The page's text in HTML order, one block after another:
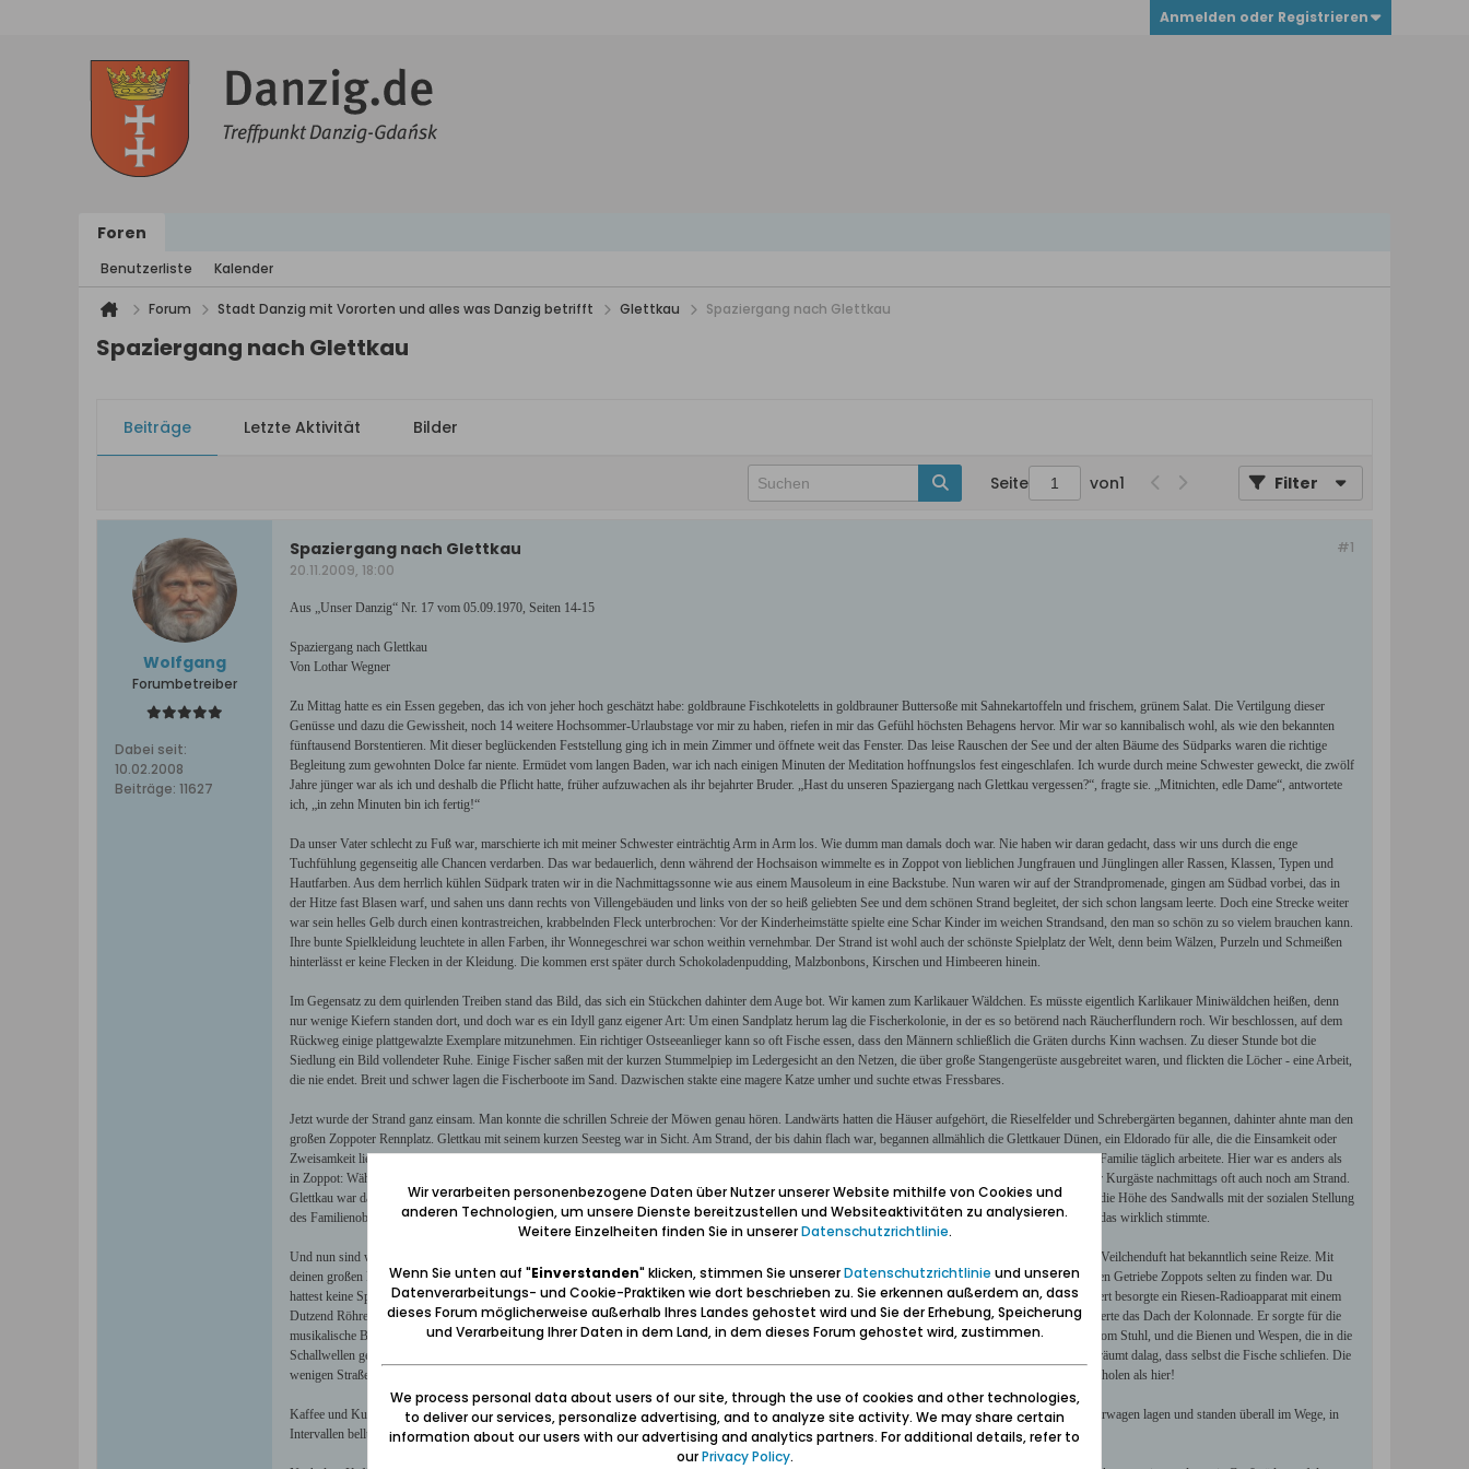
Anmelden oder Registrieren
Foren
Benutzerliste Kalender
Forum Stadt Danzig mit Vororten und alles was Danzig betrifft Glettkau Spaziergang nach Glettkau
Spaziergang nach Glettkau
Beiträge Letzte Aktivität Bilder
Seite von1 Filter
Wolfgang
Forumbetreiber
Dabei seit:
10.02.2008
Beiträge: 11627
#1
Spaziergang nach Glettkau
20.11.2009, 18:00
Aus „Unser Danzig“ Nr. 17 vom 05.09.1970, Seiten 14-15
Spaziergang nach Glettkau
Von Lothar Wegner
Zu Mittag hatte es ein Essen gegeben, das ich von jeher hoch geschätzt habe: goldbraune Fischkoteletts in goldbrauner Buttersoße mit Sahnekartoffeln und frischem, grünem Salat. Die Vertilgung dieser
Genüsse und dazu die Gewissheit, noch 14 weitere Hochsommer-Urlaubstage vor mir zu haben, riefen in mir das Gefühl höchsten Behagens hervor. Mir war so kannibalisch wohl, als wie den bekannten
fünftausend Borstentieren. Mit dieser beglückenden Feststellung ging ich in mein Zimmer und öffnete weit das Fenster. Das leise Rauschen der See und der alten Bäume des Südparks waren die richtige
Begleitung zum gewohnten Dolce far niente. Ermüdet vom langen Baden, war ich nach einigen Minuten der Meditation hoffnungslos fest eingeschlafen. Ich wurde durch meine Schwester geweckt, die zwölf
Jahre jünger war als ich und deshalb die Pflicht hatte, früher aufzuwachen als ihr bejahrter Bruder. „Hast du unseren Spaziergang nach Glettkau vergessen?“, fragte sie. „Mitnichten, edle Dame“, antwortete
ich, „in zehn Minuten bin ich fertig!“
Da unser Vater schlecht zu Fuß war, marschierte ich mit meiner Schwester einträchtig Arm in Arm los. Wie dumm man damals doch war. Nie haben wir daran gedacht, dass wir uns durch die enge
Tuchfühlung gegenseitig alle Chancen verdarben. Das war bedauerlich, denn während der Hochsaison wimmelte es in Zoppot von lieblichen Jungfrauen und Jünglingen aller Rassen, Klassen, Typen und
Hautfarben. Aus dem herrlich kühlen Südpark traten wir in die Nachmittagssonne wie aus einem Mausoleum in eine Backstube. Nun waren wir auf der Strandpromenade, gingen am Südbad vorbei, das in
der Hitze fast Blasen warf, und sahen uns dann rechts von Villengebäuden und links von der so heiß geliebten See und dem schönen Strand begleitet, der sich schon langsam leerte. Doch eine Strecke weiter
war sein helles Gelb durch einen kontrastreichen, krabbelnden Fleck unterbrochen: Vor der Kinderheimstätte spielte eine Schar Kinder im weichen Strandsand, den man so schön zu so vielem brauchen kann.
Ihre bunte Spielkleidung leuchtete in allen Farben, ihr Wonnegeschrei war schon weithin vernehmbar. Der Strand ist wohl auch der schönste Spielplatz der Welt, denn beim Wälzen, Purzeln und Schmeißen
hinterlässt er keine Flecken in der Kleidung. Die kommen erst später durch Schokoladenpudding, Malzbonbons, Kirschen und Himbeeren hinein.
Im Gegensatz zu dem quirlenden Treiben stand das Bild, das sich ein Stückchen dahinter dem Auge bot. Wir kamen zum Karlikauer Wäldchen. Es müsste eigentlich Karlikauer Miniwäldchen heißen, denn
nur wenige Kiefern standen dort, und doch war es ein Idyll ganz eigener Art: Um einen Sandplatz herum lag die Fischerkolonie, in der es so betörend nach Räucherflundern roch. Wir beschlossen, auf dem
Rückweg einige plattgewalzte Exemplare mitzunehmen. Ein richtiger Ostseeanlieger kann so oft Fische essen, dass den Männern schließlich die Gräten durchs Kinn wachsen. Zu dieser Stunde bot die
Siedlung ein Bild vollendeter Ruhe. Einige Fischer saßen mit der kurzen Stummelpiep im Ledergesicht an den Netzen, die über große Stangengerüste ausgebreitet waren, und flickten die Löcher - eine Arbeit,
die nie endet. Breit und schwer lagen die Fischerboote im Sand. Dazwischen stakte eine magere Katze umher und suchte etwas Fressbares.
Jetzt wurde der Strand ganz einsam. Man konnte die schrillen Schreie der Möwen genau hören. Landwärts hatten die Häuser aufgehört, die Rieselfelder und Schrebergärten begannen, dahinter ahnte man den
großen Zoppoter Rennplatz. Glettkau mit seinem kurzen Seesteg war in Sicht. Am Strand, der bis dahin flach war, begannen allmählich die Glettkauer Dünen, ein Eldorado für alle, die die Einsamkeit oder
Zweisamkeit liebten. In der Nähe des Stegs stand eine Anzahl Strandkörbe, umgeben von weiten, hohen Sandwällen, an deren Erhaltung scheinbar die ganze Familie täglich arbeitete. Hier war es anders als
in Zoppot: Während dort am Nachmittag verhältnismäßig wenig Strandbetrieb war, weil es genug andere Zerstreuungsmöglichkeiten gab, lagen die Glettkauer Kurgäste nachmittags oft auch noch am Strand.
Glettkau war das Bad der mittleren Beamten und Angestellten, und die wollten ihre Ruhe haben. Die Fama erzählt, es würde hier streng darauf geachtet, dass die Höhe des Sandwalls mit der sozialen Stellung
des Familienoberhauptes übereinstimme. Bessere Kenner der Glettkauer Strandgesetze und ihrer Ausführungsbestimmungen mögen darüber entscheiden, ob das wirklich stimmte.
Und nun sind wir bei dir, du kleines, weißes Kurhaus! Im Vergleich zu dem Zoppoter Prunkbau wirktest du wie ein Veilchen neben der Rose, doch auch der Veilchenduft hat bekanntlich seine Reize. Mit
deinen großen Fenstern, deiner Kolonnade und dem Kaffeegarten davor strömtest du eine Gemütlichkeit aus, die ihresgleichen sucht, und die im internationalen Getriebe Zoppots selten zu finden war. Du
hattest keine Sportwoche, keinen Blumenkorso und kein Feuerwerk, und doch wurdest du heftig geliebt, gerade, weil du das alles nicht hattest. Das Kurkonzert besorgte ein Riesen-Radioapparat mit einem
Dutzend Röhren, der von allen Gästen bestaunt wurde und das Heiligtum des Wirts war. Die Einstellung durfte nur er zelebrieren. Ein Bombenlautsprecher zierte das Dach der Kolonnade. Er sorgte für die
musikalische Berieselung und war für damalige Verhältnisse phantastisch laut und klar. Die Wiedergabe eines preußischen Armeemarschs schmetterte einen vom Stuhl, und die Bienen und Wespen, die in die
Schallwellen gerieten, fielen tot aus der Luft. Desto ruhiger war es hinter dem Kurhaus mit seinem kleinen, schattigen Park und dem Mühlenteich, der so verträumt dalag, dass selbst die Fische schliefen. Die
wenigen Straßen Glettkaus atmeten überall das gleiche Behagen. Jedes Haus schien dir zuzurufen: Tritt ein, nirgends kannst du dich besser und preiswerter erholen als hier!
Kaffee und Kuchen schmeckten uns im Kurhaus, wie immer, prima. Die Menschen waren braun und gut gelaunt, viele Gäste kannten sich, Hunde und Kinderwagen lagen und standen überall im Wege, in
Intervallen bellten und schrieen sie abwechselnd, was aber niemanden störte.
Wir verarbeiten personenbezogene Daten über Nutzer unserer Website mithilfe von Cookies und
anderen Technologien, um unsere Dienste bereitzustellen und Websiteaktivitäten zu analysieren.
Weitere Einzelheiten finden Sie in unsererDatenschutzrichtlinie.
Wenn Sie unten auf "Einverstanden" klicken, stimmen Sie unsererDatenschutzrichtlinie und unseren
Datenverarbeitungs- und Cookie-Praktiken wie dort beschrieben zu. Sie erkennen außerdem an, dass
dieses Forum möglicherweise außerhalb Ihres Landes gehostet wird und Sie der Erhebung, Speicherung
und Verarbeitung Ihrer Daten in dem Land, in dem dieses Forum gehostet wird, zustimmen.
We process personal data about users of our site, through the use of cookies and other technologies,
to deliver our services, personalize advertising, and to analyze site activity. We may share certain
information about our users with our advertising and analytics partners. For additional details, refer to
ourPrivacy Policy.